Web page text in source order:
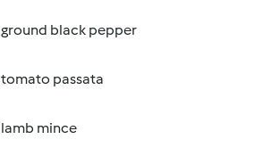
ground black pepper
tomato passata
lamb mince